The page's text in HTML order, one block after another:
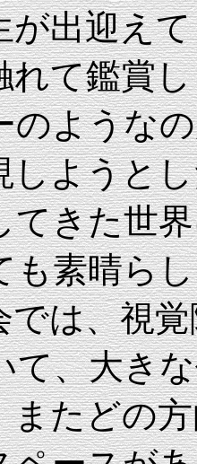
が出迎え
れて鑑賞
のような
しようと
てきた世
も素晴ら
では、視
て、大き
またどの